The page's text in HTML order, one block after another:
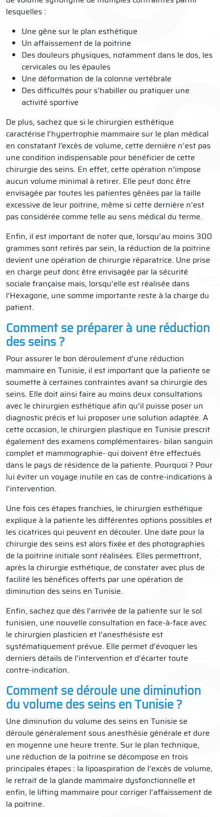
lesquelles :
Une gêne sur le plan esthétique
Un affaissement de la poitrine
Des douleurs physiques, notamment dans le dos, les
cervicales ou les épaules
Une déformation de la colonne vertébrale
Des difficultés pour s’habiller ou pratiquer une
activité sportive
De plus, sachez que si le chirurgien esthétique
caractérise l’hypertrophie mammaire sur le plan médical
en constatant l'excès de volume, cette dernière n’est pas
une condition indispensable pour bénéficier de cette
chirurgie des seins. En effet, cette opération n’impose
aucun volume minimal à retirer. Elle peut donc être
envisagée par toutes les patientes gênées par la taille
excessive de leur poitrine, même si cette dernière n’est
pas considérée comme telle au sens médical du terme.
Enfin, il est important de noter que, lorsqu’au moins 300
grammes sont retirés par sein, la réduction de la poitrine
devient une opération de chirurgie réparatrice. Une prise
en charge peut donc être envisagée par la sécurité
sociale française mais, lorsqu’elle est réalisée dans
l’Hexagone, une somme importante reste à la charge du
patient.
Comment se préparer à une réduction
des seins ?
Pour assurer le bon déroulement d’une réduction
mammaire en Tunisie, il est important que la patiente se
soumette à certaines contraintes avant sa chirurgie des
seins. Elle doit ainsi faire au moins deux consultations
avec le chirurgien esthétique afin qu’il puisse poser un
diagnostic précis et lui proposer une solution adaptée. A
cette occasion, le chirurgien plastique en Tunisie prescrit
également des examens complémentaires- bilan sanguin
complet et mammographie- qui doivent être effectués
dans le pays de résidence de la patiente. Pourquoi ? Pour
lui éviter un voyage inutile en cas de contre-indications à
l’intervention.
Une fois ces étapes franchies, le chirurgien esthétique
explique à la patiente les différentes options possibles et
les cicatrices qui peuvent en découler. Une date pour la
chirurgie des seins est alors fixée et des photographies
de la poitrine initiale sont réalisées. Elles permettront,
après la chirurgie esthétique, de constater avec plus de
facilité les bénéfices offerts par une opération de
diminution des seins en Tunisie.
Enfin, sachez que dès l’arrivée de la patiente sur le sol
tunisien, une nouvelle consultation en face-à-face avec
le chirurgien plasticien et l’anesthésiste est
systématiquement prévue. Elle permet d’évoquer les
derniers détails de l’intervention et d’écarter toute
contre-indication.
Comment se déroule une diminution
du volume des seins en Tunisie ?
Une diminution du volume des seins en Tunisie se
déroule généralement sous anesthésie générale et dure
en moyenne une heure trente. Sur le plan technique,
une réduction de la poitrine se décompose en trois
principales étapes : la lipoaspiration de l’excès de volume,
le retrait de la glande mammaire dysfonctionnelle et
enfin, le lifting mammaire pour corriger l’affaissement de
la poitrine.